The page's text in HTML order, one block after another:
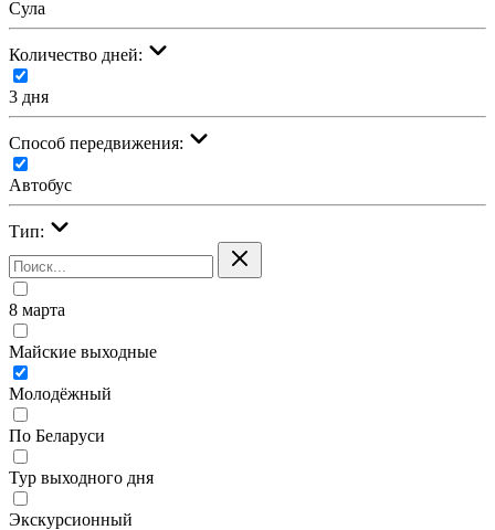
Сула
Количество дней:
3 дня
Cпособ передвижения:
Автобус
Тип:
8 марта
Майские выходные
Молодёжный
По Беларуси
Тур выходного дня
Экскурсионный